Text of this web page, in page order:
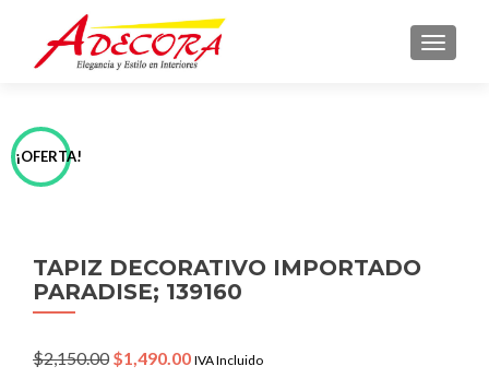
¡OFERTA!
TAPIZ DECORATIVO IMPORTADO
PARADISE; 139160
$2,150.00 Original
$1,490.00Current
IVA Incluido